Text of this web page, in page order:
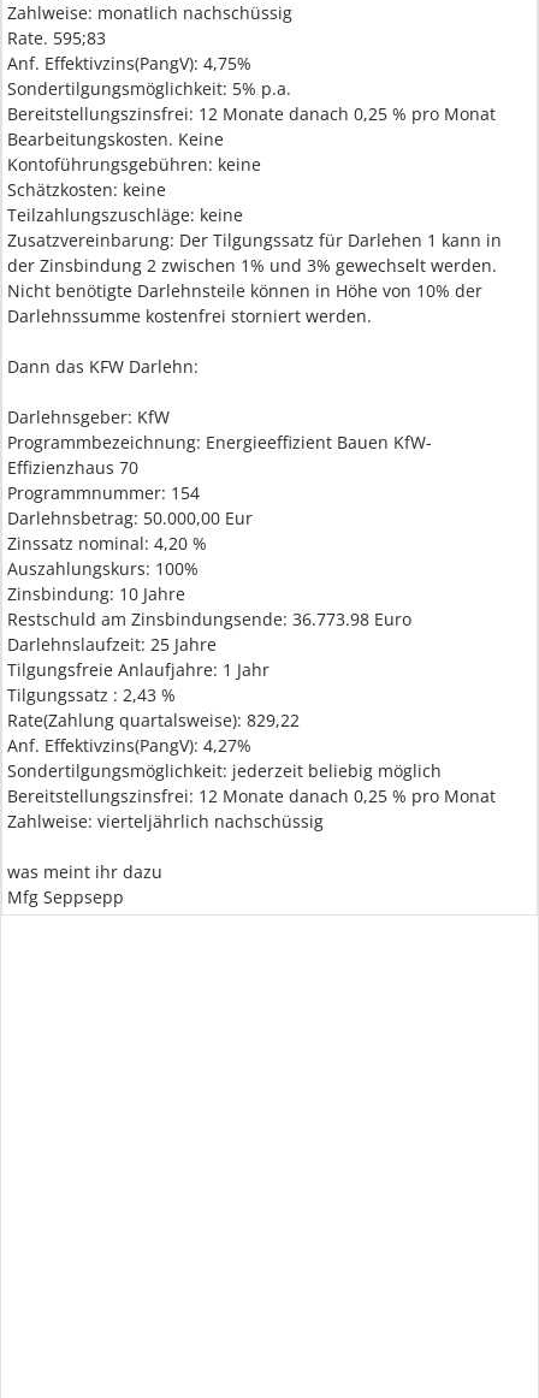
Zahlweise: monatlich nachschüssig
Rate. 595;83
Anf. Effektivzins(PangV): 4,75%
Sondertilgungsmöglichkeit: 5% p.a.
Bereitstellungszinsfrei: 12 Monate danach 0,25 % pro Monat
Bearbeitungskosten. Keine
Kontoführungsgebühren: keine
Schätzkosten: keine
Teilzahlungszuschläge: keine
Zusatzvereinbarung: Der Tilgungssatz für Darlehen 1 kann in
der Zinsbindung 2 zwischen 1% und 3% gewechselt werden.
Nicht benötigte Darlehnsteile können in Höhe von 10% der
Darlehnssumme kostenfrei storniert werden.
Dann das KFW Darlehn:
Darlehnsgeber: KfW
Programmbezeichnung: Energieeffizient Bauen KfW-
Effizienzhaus 70
Programmnummer: 154
Darlehnsbetrag: 50.000,00 Eur
Zinssatz nominal: 4,20 %
Auszahlungskurs: 100%
Zinsbindung: 10 Jahre
Restschuld am Zinsbindungsende: 36.773.98 Euro
Darlehnslaufzeit: 25 Jahre
Tilgungsfreie Anlaufjahre: 1 Jahr
Tilgungssatz : 2,43 %
Rate(Zahlung quartalsweise): 829,22
Anf. Effektivzins(PangV): 4,27%
Sondertilgungsmöglichkeit: jederzeit beliebig möglich
Bereitstellungszinsfrei: 12 Monate danach 0,25 % pro Monat
Zahlweise: vierteljährlich nachschüssig
was meint ihr dazu
Mfg Seppsepp